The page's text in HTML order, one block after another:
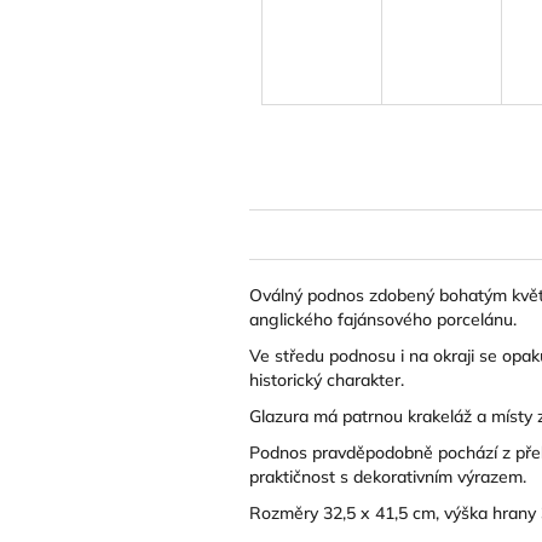
Oválný podnos zdobený bohatým
anglického fajánsového porcelánu.
Ve středu podnosu i na okraji se
historický charakter.
Glazura má patrnou krakeláž a místy
Podnos pravděpodobně pochází z
praktičnost s dekorativním výrazem.
Rozměry 32,5 x 41,5 cm, výška hrany